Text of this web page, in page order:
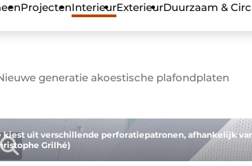
ProjectenInterieurExterieurDuurzaam &
generatie akoestische plafondplaten
kiest uit verschillende perforatiepatronen, afhankelijk
Grilhé)